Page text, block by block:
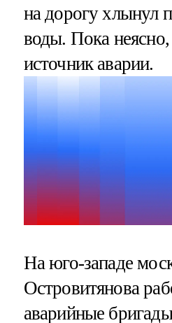
на дорогу хлынул
воды. Пока неясно,
источник аварии.
На юго-западе
Островитянова
аварийные